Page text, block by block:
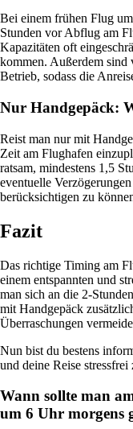
Bei einem frühen Flug
Stunden vor Abflug am
Kapazitäten oft
kommen. Außerdem
Betrieb, sodass die
Nur Handgepäck:
Reist man nur mit
Zeit am Flughafen
ratsam, mindestens 1,5
eventuelle
berücksichtigen zu
Fazit
Das richtige Timing am
einem entspannten und
man sich an die 2-
mit Handgepäck
Überraschungen
Nun bist du bestens
und deine Reise stressfrei
Wann sollte man
um 6 Uhr morgens